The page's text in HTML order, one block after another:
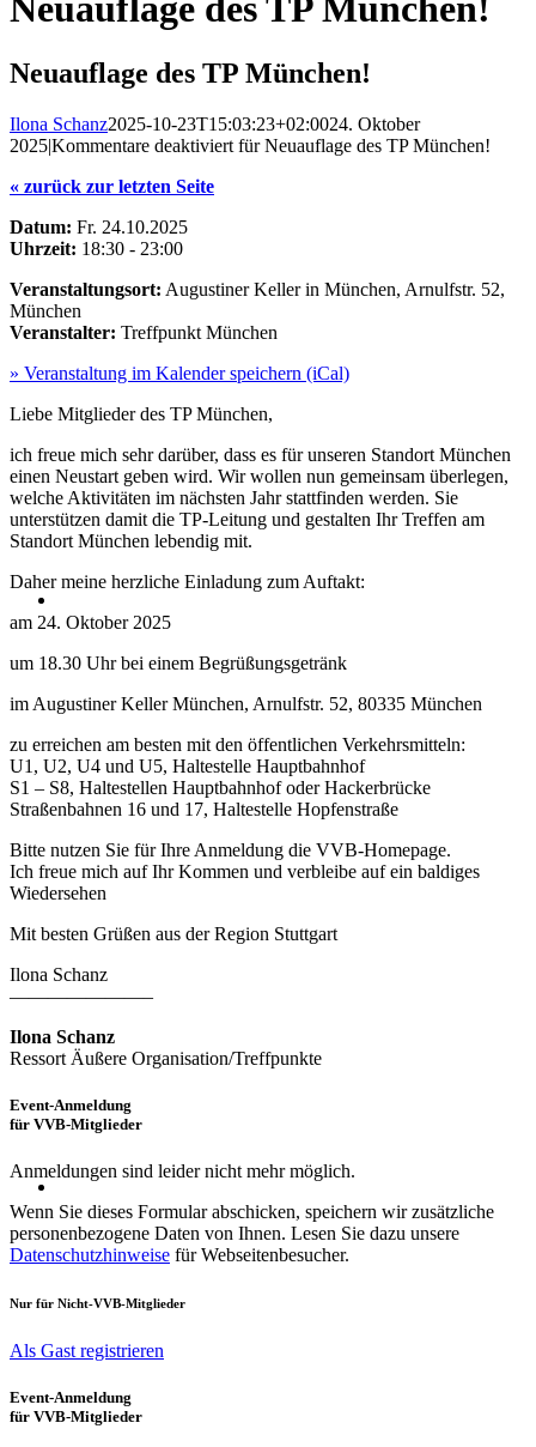
Neuauflage des TP München!
Neuauflage des TP München!
Ilona Schanz2025-10-23T15:03:23+02:0024. Oktober
2025|Kommentare deaktiviert für Neuauflage des TP München!
« zurück zur letzten Seite
Datum: Fr. 24.10.2025
Uhrzeit: 18:30 - 23:00
Veranstaltungsort: Augustiner Keller in München, Arnulfstr. 52,
München
Veranstalter: Treffpunkt München
» Veranstaltung im Kalender speichern (iCal)
Liebe Mitglieder des TP München,
ich freue mich sehr darüber, dass es für unseren Standort München
einen Neustart geben wird. Wir wollen nun gemeinsam überlegen,
welche Aktivitäten im nächsten Jahr stattfinden werden. Sie
unterstützen damit die TP-Leitung und gestalten Ihr Treffen am
Standort München lebendig mit.
Daher meine herzliche Einladung zum Auftakt:
am 24. Oktober 2025
um 18.30 Uhr bei einem Begrüßungsgetränk
im Augustiner Keller München, Arnulfstr. 52, 80335 München
zu erreichen am besten mit den öffentlichen Verkehrsmitteln:
U1, U2, U4 und U5, Haltestelle Hauptbahnhof
S1 – S8, Haltestellen Hauptbahnhof oder Hackerbrücke
Straßenbahnen 16 und 17, Haltestelle Hopfenstraße
Bitte nutzen Sie für Ihre Anmeldung die VVB-Homepage.
Ich freue mich auf Ihr Kommen und verbleibe auf ein baldiges
Wiedersehen
Mit besten Grüßen aus der Region Stuttgart
Ilona Schanz
———————–
Ilona Schanz
Ressort Äußere Organisation/Treffpunkte
Event-Anmeldung
für VVB-Mitglieder
Anmeldungen sind leider nicht mehr möglich.
Wenn Sie dieses Formular abschicken, speichern wir zusätzliche
personenbezogene Daten von Ihnen. Lesen Sie dazu unsere
Datenschutzhinweise für Webseitenbesucher.
Nur für Nicht-VVB-Mitglieder
Als Gast registrieren
Event-Anmeldung
für VVB-Mitglieder